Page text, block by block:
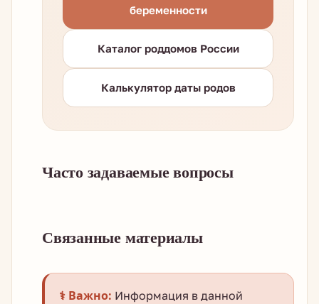
беременности
Каталог роддомов России
Калькулятор даты родов
Часто задаваемые вопросы
Связанные материалы
⚕️ Важно: Информация в данной